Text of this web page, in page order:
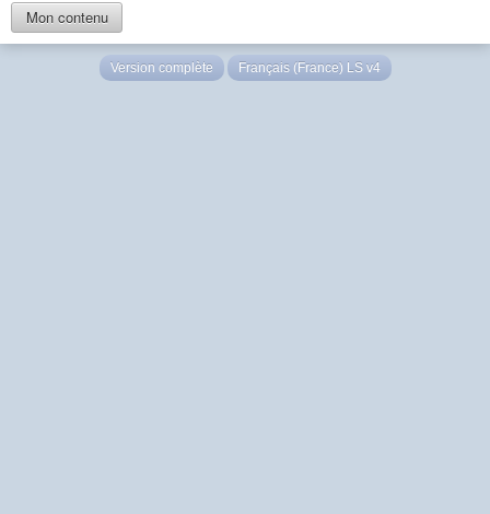
Mon contenu
Version complète Français (France) LS v4